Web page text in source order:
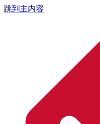
跳到主内容